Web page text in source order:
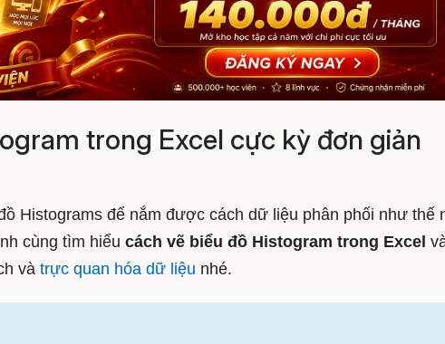
trong Excel cực kỳ đơn giản
Histograms để nắm được cách dữ liệu phân phối như thế
cùng tìm hiểu cách vẽ biểu đồ Histogram trong Excel
và trực quan hóa dữ liệu nhé.